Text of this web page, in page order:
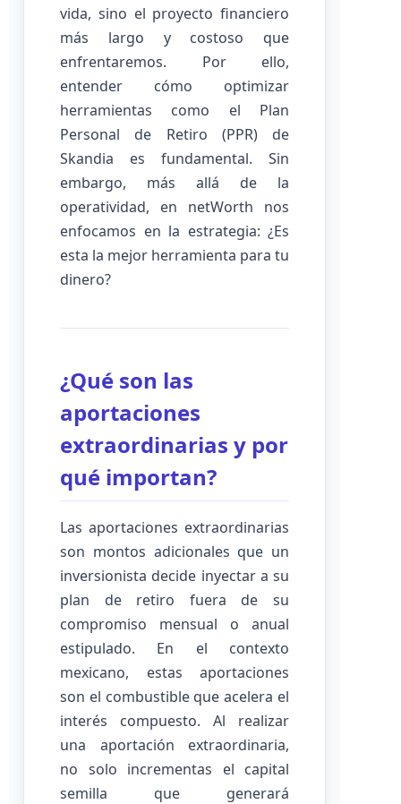
vida, sino el proyecto financiero
más largo y costoso que
enfrentaremos. Por ello,
entender cómo optimizar
herramientas como el Plan
Personal de Retiro (PPR) de
Skandia es fundamental. Sin
embargo, más allá de la
operatividad, en netWorth nos
enfocamos en la estrategia: ¿Es
esta la mejor herramienta para tu
dinero?
¿Qué son las
aportaciones
extraordinarias y por
qué importan?
Las aportaciones extraordinarias
son montos adicionales que un
inversionista decide inyectar a su
plan de retiro fuera de su
compromiso mensual o anual
estipulado. En el contexto
mexicano, estas aportaciones
son el combustible que acelera el
interés compuesto. Al realizar
una aportación extraordinaria,
no solo incrementas el capital
semilla que generará